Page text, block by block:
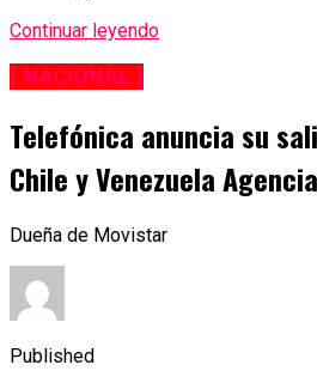
Continuar leyendo
[ NACIONAL ]
Telefónica anuncia su
Chile y Venezuela
Dueña de Movistar
Published